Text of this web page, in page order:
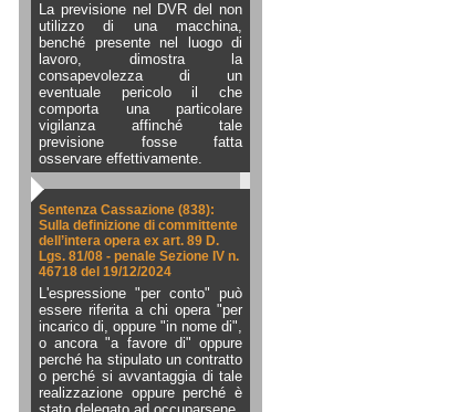
La previsione nel DVR del non
utilizzo di una macchina,
benché presente nel luogo di
lavoro, dimostra la
consapevolezza di un
eventuale pericolo il che
comporta una particolare
vigilanza affinché tale
previsione fosse fatta
osservare effettivamente.
Sentenza Cassazione (838):
Sulla definizione di committente
dell’intera opera ex art. 89 D.
Lgs. 81/08 - penale Sezione IV n.
46718 del 19/12/2024
L'espressione "per conto" può
essere riferita a chi opera "per
incarico di, oppure "in nome di",
o ancora "a favore di" oppure
perché ha stipulato un contratto
o perché si avvantaggia di tale
realizzazione oppure perché è